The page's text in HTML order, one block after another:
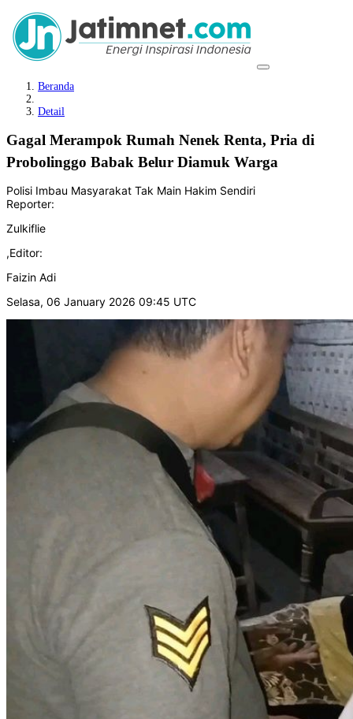
Beranda
Detail
‎Gagal Merampok Rumah Nenek Renta, Pria di
Probolinggo Babak Belur Diamuk Warga
Polisi Imbau Masyarakat Tak Main Hakim Sendiri
Reporter:
Zulkiflie
,Editor:
Faizin Adi
Selasa, 06 January 2026 09:45 UTC